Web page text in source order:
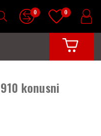
0 0
konusni